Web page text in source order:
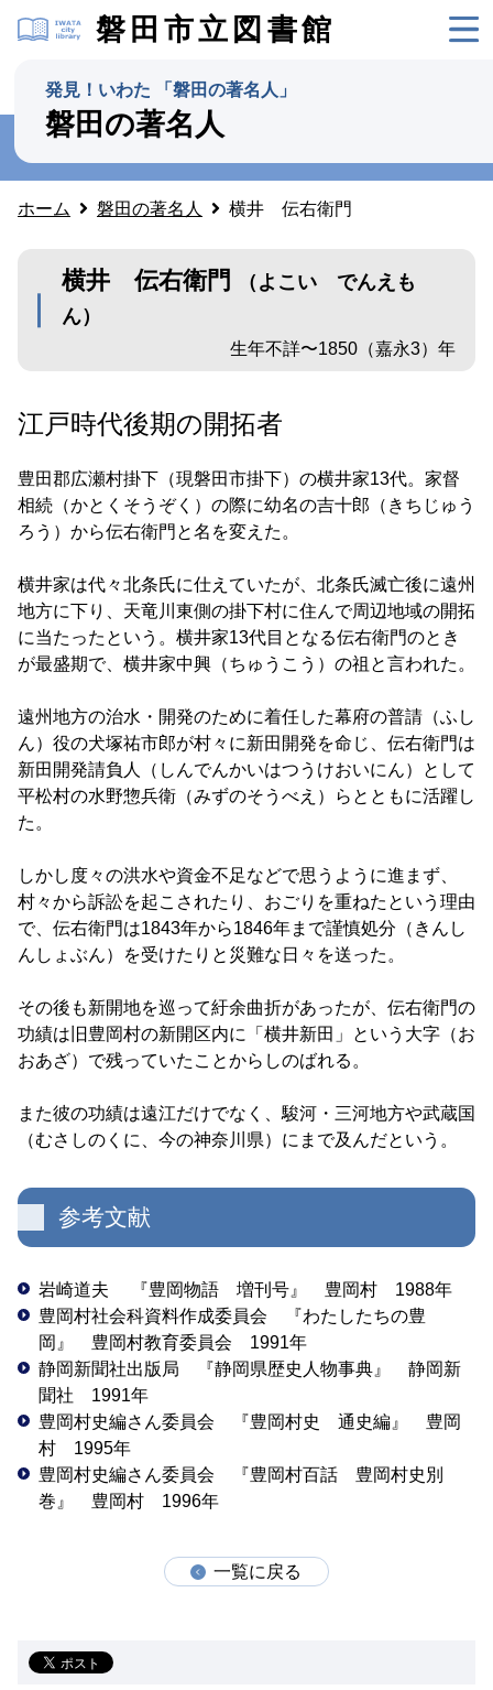
磐田市立図書館
発見！いわた 「磐田の著名人」
磐田の著名人
ホーム 磐田の著名人 横井 伝右衛門
横井 伝右衛門
（よこい でんえも
ん）
生年不詳〜1850（嘉永3）年
江戸時代後期の開拓者
豊田郡広瀬村掛下（現磐田市掛下）の横井家13代。家督
相続（かとくそうぞく）の際に幼名の吉十郎（きちじゅう
ろう）から伝右衛門と名を変えた。
横井家は代々北条氏に仕えていたが、北条氏滅亡後に遠州
地方に下り、天竜川東側の掛下村に住んで周辺地域の開拓
に当たったという。横井家13代目となる伝右衛門のとき
が最盛期で、横井家中興（ちゅうこう）の祖と言われた。
遠州地方の治水・開発のために着任した幕府の普請（ふし
ん）役の犬塚祐市郎が村々に新田開発を命じ、伝右衛門は
新田開発請負人（しんでんかいはつうけおいにん）として
平松村の水野惣兵衛（みずのそうべえ）らとともに活躍し
た。
しかし度々の洪水や資金不足などで思うように進まず、
村々から訴訟を起こされたり、おごりを重ねたという理由
で、伝右衛門は1843年から1846年まで謹慎処分（きんし
んしょぶん）を受けたりと災難な日々を送った。
その後も新開地を巡って紆余曲折があったが、伝右衛門の
功績は旧豊岡村の新開区内に「横井新田」という大字（お
おあざ）で残っていたことからしのばれる。
また彼の功績は遠江だけでなく、駿河・三河地方や武蔵国
（むさしのくに、今の神奈川県）にまで及んだという。
参考文献
岩崎道夫 『豊岡物語 増刊号』 豊岡村 1988年
豊岡村社会科資料作成委員会 『わたしたちの豊
岡』 豊岡村教育委員会 1991年
静岡新聞社出版局 『静岡県歴史人物事典』 静岡新
聞社 1991年
豊岡村史編さん委員会 『豊岡村史 通史編』 豊岡
村 1995年
豊岡村史編さん委員会 『豊岡村百話 豊岡村史別
巻』 豊岡村 1996年
一覧に戻る